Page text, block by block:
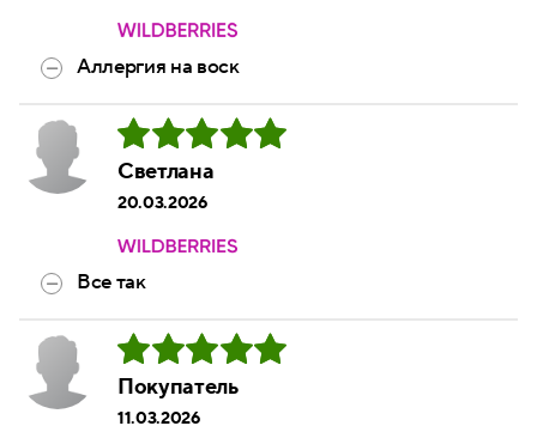
Аллергия на воск
Светлана
20.03.2026
Все так
Покупатель
11.03.2026